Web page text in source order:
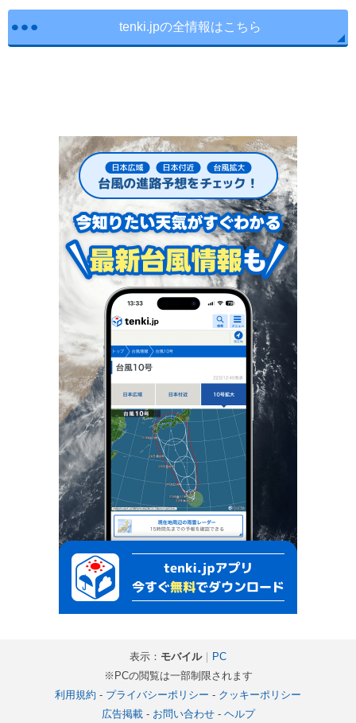
tenki.jpの全情報はこちら
表示： モバイル｜ PC
※PCの閲覧は一部制限されます
利用規約 - プライバシーポリシー - クッキーポリシー
広告掲載- お問い合わせ- ヘルプ